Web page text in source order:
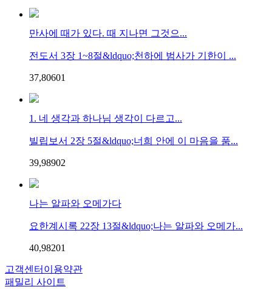
만사에 때가 있다. 때 지나면 그것으...
전도서 3장 1~8절&ldquo;천하에 범사가 기한이 ...
37,80601
1. 네 생각과 하나님 생각이 다르고...
빌립보서 2장 5절&ldquo;너희 안에 이 마음을 품...
39,98902
나는 알파와 오메가다
요한계시록 22장 13절&ldquo;나는 알파와 오메가...
40,98201
고객센터 이용약관
패밀리 사이트